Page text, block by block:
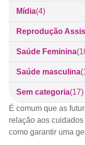
Mídia(4)
Reprodução
Saúde Feminina
Saúde masculina
Sem categoria(17)
É comum que as
relação aos
como garantir uma